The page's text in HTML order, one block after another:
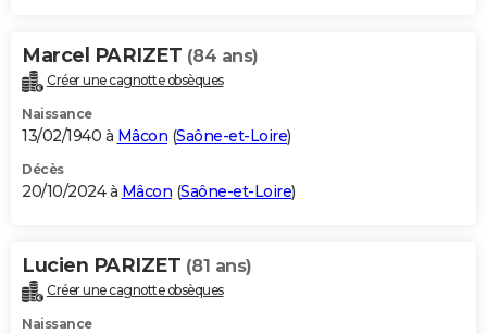
Marcel PARIZET (84 ans)
Créer une cagnotte obsèques
Naissance
13/02/1940 à Mâcon (Saône-et-Loire)
Décès
20/10/2024 à Mâcon (Saône-et-Loire)
Lucien PARIZET (81 ans)
Créer une cagnotte obsèques
Naissance